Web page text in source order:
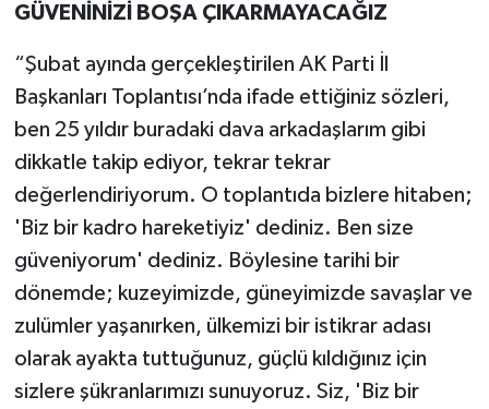
GÜVENİNİZİ BOŞA ÇIKARMAYACAĞIZ
“Şubat ayında gerçekleştirilen AK Parti İl
Başkanları Toplantısı’nda ifade ettiğiniz sözleri,
ben 25 yıldır buradaki dava arkadaşlarım gibi
dikkatle takip ediyor, tekrar tekrar
değerlendiriyorum. O toplantıda bizlere hitaben;
'Biz bir kadro hareketiyiz' dediniz. Ben size
güveniyorum' dediniz. Böylesine tarihi bir
dönemde; kuzeyimizde, güneyimizde savaşlar ve
zulümler yaşanırken, ülkemizi bir istikrar adası
olarak ayakta tuttuğunuz, güçlü kıldığınız için
sizlere şükranlarımızı sunuyoruz. Siz, 'Biz bir